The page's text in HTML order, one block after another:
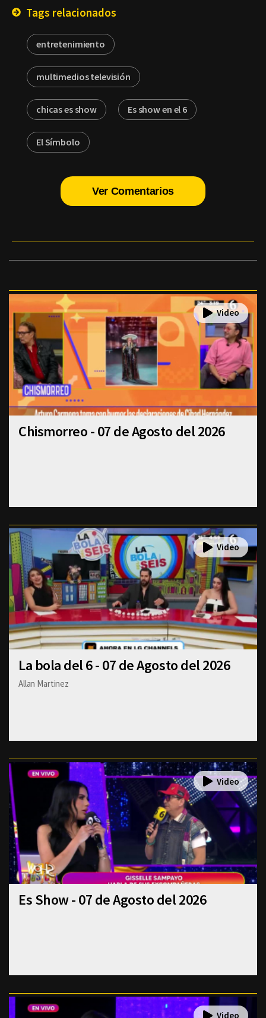
Tags relacionados
entretenimiento
multimedios televisión
chicas es show Es show en el 6
El Símbolo
Ver Comentarios
Chismorreo - 07 de Agosto del 2026
La bola del 6 - 07 de Agosto del 2026
Allan Martinez
Es Show - 07 de Agosto del 2026